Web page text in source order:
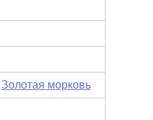
Золотая морковь